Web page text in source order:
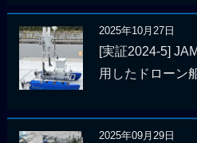
2025年10月27日
[実証2024-5]
用したドローン
2025年09月29日